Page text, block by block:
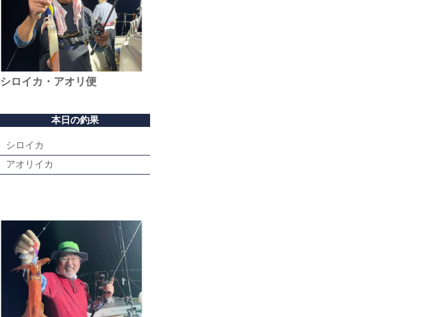
シロイカ・アオリ便
本日の釣果
シロイカ
アオリイカ